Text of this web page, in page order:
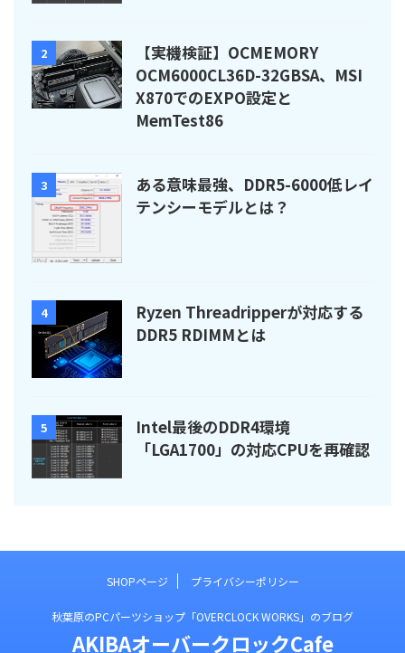
2
【実機検証】OCMEMORY
OCM6000CL36D-32GBSA、MSI
X870でのEXPO設定と
MemTest86
3
ある意味最強、DDR5-6000低レイ
テンシーモデルとは？
4
Ryzen Threadripperが対応する
DDR5 RDIMMとは
5
Intel最後のDDR4環境
「LGA1700」の対応CPUを再確認
SHOPページ プライバシーポリシー
秋葉原のPCパーツショップ「OVERCLOCK WORKS」のブログ
AKIBAオーバークロックCafe